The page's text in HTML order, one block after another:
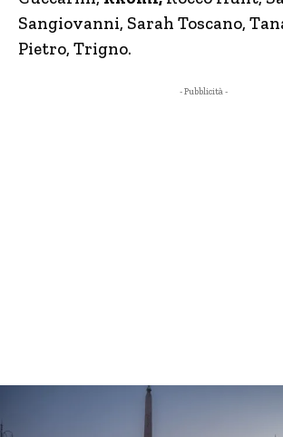
Sangiovanni, Sarah Toscano,
Pietro, Trigno.
- Pubblicità -